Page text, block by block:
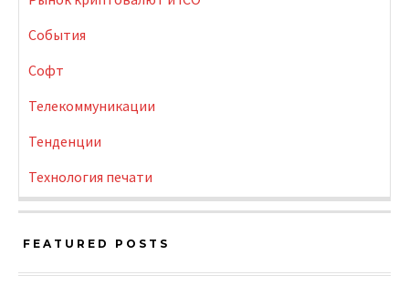
События
Софт
Телекоммуникации
Тенденции
Технология печати
FEATURED POSTS